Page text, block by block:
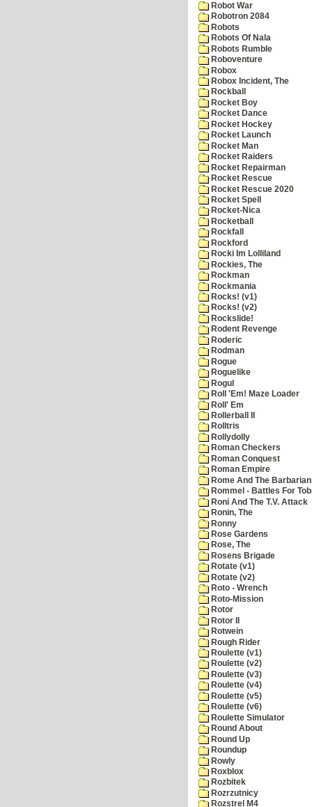
Robot War
Robotron 2084
Robots
Robots Of Nala
Robots Rumble
Roboventure
Robox
Robox Incident, The
Rockball
Rocket Boy
Rocket Dance
Rocket Hockey
Rocket Launch
Rocket Man
Rocket Raiders
Rocket Repairman
Rocket Rescue
Rocket Rescue 2020
Rocket Spell
Rocket-Nica
Rocketball
Rockfall
Rockford
Rocki Im Lolliland
Rockies, The
Rockman
Rockmania
Rocks! (v1)
Rocks! (v2)
Rockslide!
Rodent Revenge
Roderic
Rodman
Rogue
Roguelike
Rogul
Roll 'Em! Maze Loader
Roll' Em
Rollerball II
Rolltris
Rollydolly
Roman Checkers
Roman Conquest
Roman Empire
Rome And The
Rommel - Battles For
Roni And The T.V. Attack
Ronin, The
Ronny
Rose Gardens
Rose, The
Rosens Brigade
Rotate (v1)
Rotate (v2)
Roto - Wrench
Roto-Mission
Rotor
Rotor II
Rotwein
Rough Rider
Roulette (v1)
Roulette (v2)
Roulette (v3)
Roulette (v4)
Roulette (v5)
Roulette (v6)
Roulette Simulator
Round About
Round Up
Roundup
Rowly
Roxblox
Rozbitek
Rozrzutnicy
Rozstrel M4